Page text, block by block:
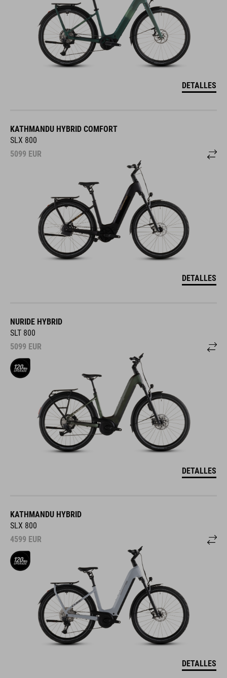
DETALLES
KATHMANDU HYBRID COMFORT
SLX 800
5099 EUR
DETALLES
NURIDE HYBRID
SLT 800
5099 EUR
DETALLES
KATHMANDU HYBRID
SLX 800
4599 EUR
DETALLES